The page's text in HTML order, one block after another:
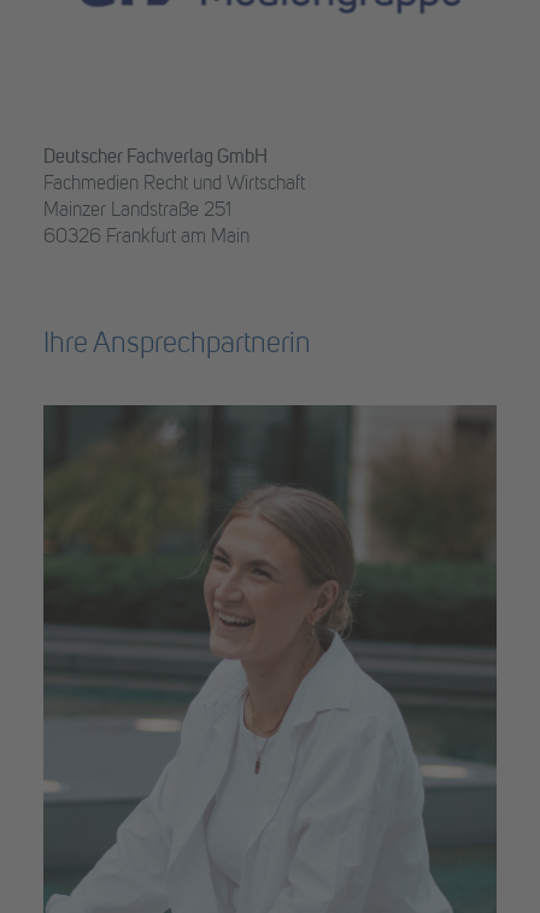
Deutscher Fachverlag GmbH
Fachmedien Recht und Wirtschaft
Mainzer Landstraße 251
60326 Frankfurt am Main
Ihre Ansprechpartnerin